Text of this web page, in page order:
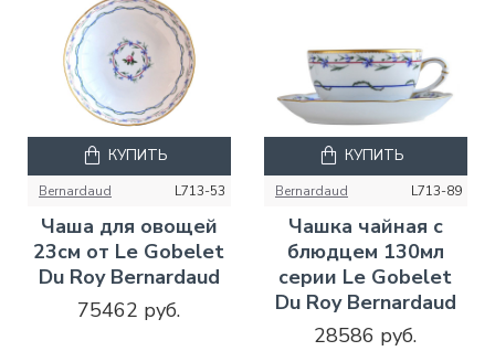
Bernardaud L713-53
Чаша для овощей
23см от Le Gobelet
Du Roy Bernardaud
75462 руб.
КУПИТЬ
Bernardaud L713-89
Чашка чайная с
блюдцем 130мл
серии Le Gobelet
Du Roy Bernardaud
28586 руб.
КУПИТЬ